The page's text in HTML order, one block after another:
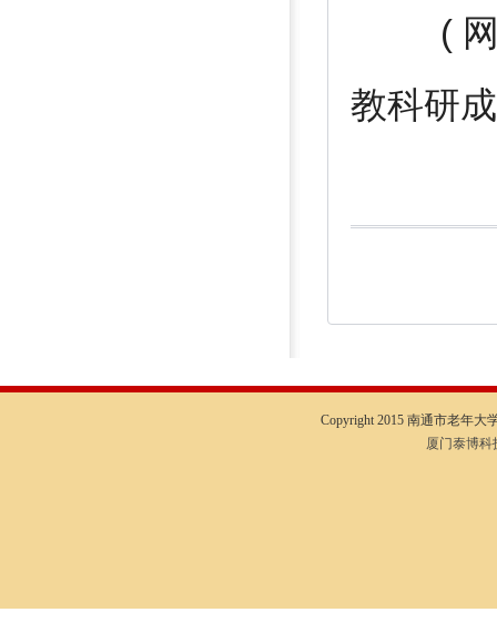
( 网站
教科研
Copyright 2015 南通市老年大
厦门泰博